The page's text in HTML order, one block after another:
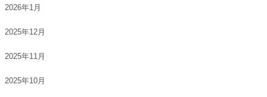
2026年1月
2025年12月
2025年11月
2025年10月